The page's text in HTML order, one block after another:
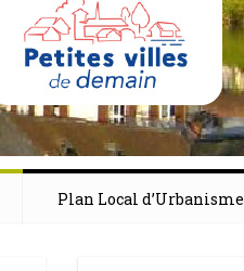
Plan Local d’Urbanisme